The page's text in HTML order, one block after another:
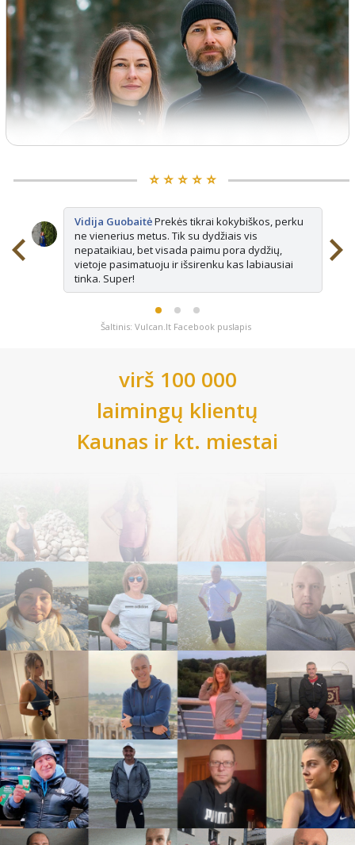
⭐️ ⭐️ ⭐️ ⭐️ ⭐️
Vidija GuobaitėPrekės tikrai kokybiškos, perku
ne vienerius metus. Tik su dydžiais vis
nepataikiau, bet visada paimu pora dydžių,
vietoje pasimatuoju ir išsirenku kas labiausiai
tinka. Super!
Šaltinis: Vulcan.lt Facebook puslapis
virš 100 000
laimingų klientų
Kaunas ir kt. miestai